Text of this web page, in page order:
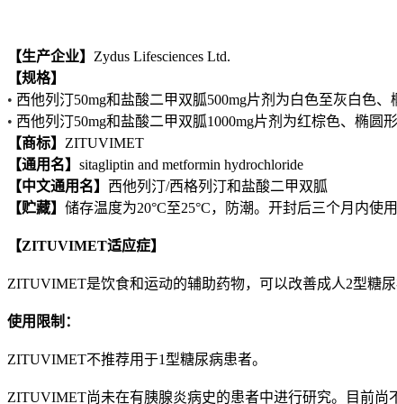
【生产企业】 Zydus Lifesciences Ltd.
【规格】
• 西他列汀50mg和盐酸二甲双胍500mg片剂为白色至灰白色
• 西他列汀50mg和盐酸二甲双胍1000mg片剂为红棕色、椭圆
【商标】 ZITUVIMET
【通用名】 sitagliptin and metformin hydrochloride
【中文通用名】 西他列汀/西格列汀和盐酸二甲双胍
【贮藏】 储存温度为20°C至25°C，防潮。开封后三个月内使用
【ZITUVIMET适应症】
ZITUVIMET是饮食和运动的辅助药物，可以改善成人2型糖
使用限制：
ZITUVIMET不推荐用于1型糖尿病患者。
ZITUVIMET尚未在有胰腺炎病史的患者中进行研究。目前